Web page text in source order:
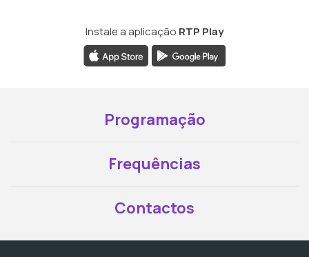
Instale a aplicação RTP Play
Programação
Frequências
Contactos